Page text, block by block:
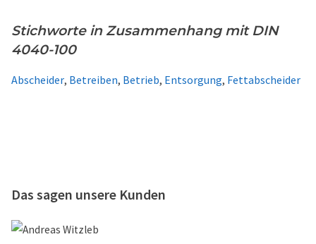
Stichworte in Zusammenhang mit DIN
4040-100
Abscheider, Betreiben, Betrieb, Entsorgung, Fettabscheider
Das sagen unsere Kunden